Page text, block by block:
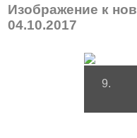
Изображение к
04.10.2017
9.